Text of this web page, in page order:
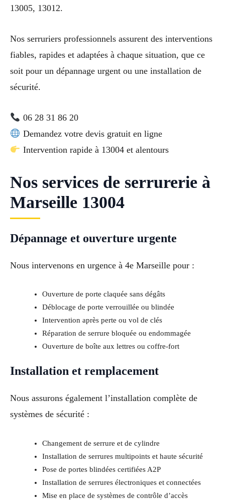
13005, 13012.
Nos serruriers professionnels assurent des interventions
fiables, rapides et adaptées à chaque situation, que ce
soit pour un dépannage urgent ou une installation de
sécurité.
06 28 31 86 20
Demandez votre devis gratuit en ligne
Intervention rapide à 13004 et alentours
Nos services de serrurerie à
Marseille 13004
Dépannage et ouverture urgente
Nous intervenons en urgence à 4e Marseille pour :
Ouverture de porte claquée sans dégâts
Déblocage de porte verrouillée ou blindée
Intervention après perte ou vol de clés
Réparation de serrure bloquée ou endommagée
Ouverture de boîte aux lettres ou coffre-fort
Installation et remplacement
Nous assurons également l’installation complète de
systèmes de sécurité :
Changement de serrure et de cylindre
Installation de serrures multipoints et haute sécurité
Pose de portes blindées certifiées A2P
Installation de serrures électroniques et connectées
Mise en place de systèmes de contrôle d’accès